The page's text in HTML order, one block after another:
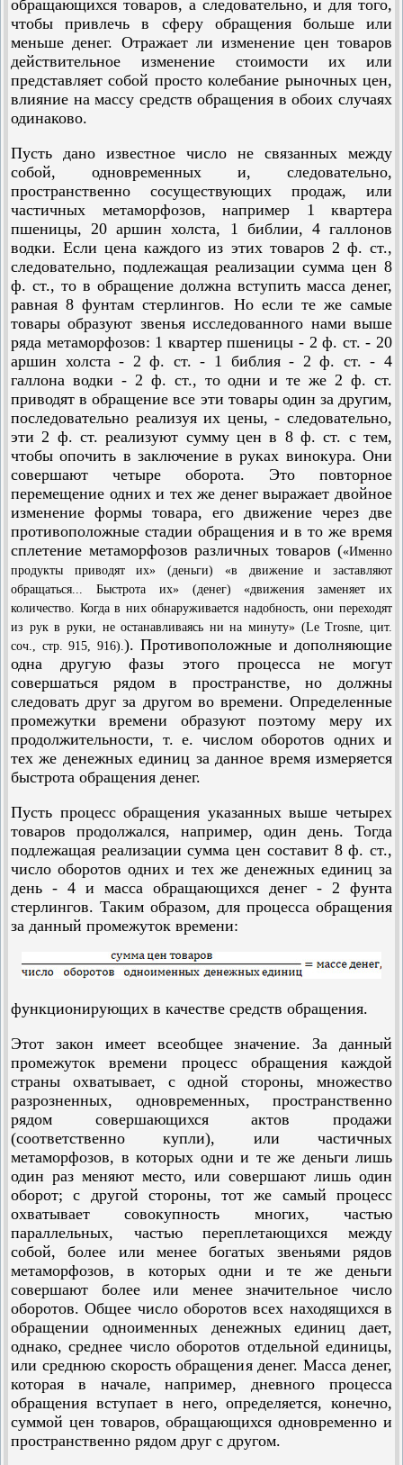
обращающихся товаров, а следовательно, и для того,
чтобы привлечь в сферу обращения больше или
меньше денег. Отражает ли изменение цен товаров
действительное изменение стоимости их или
представляет собой просто колебание рыночных цен,
влияние на массу средств обращения в обоих случаях
одинаково.
Пусть дано известное число не связанных между
собой, одновременных и, следовательно,
пространственно сосуществующих продаж, или
частичных метаморфозов, например 1 квартера
пшеницы, 20 аршин холста, 1 библии, 4 галлонов
водки. Если цена каждого из этих товаров 2 ф. ст.,
следовательно, подлежащая реализации сумма цен 8
ф. ст., то в обращение должна вступить масса денег,
равная 8 фунтам стерлингов. Но если те же самые
товары образуют звенья исследованного нами выше
ряда метаморфозов: 1 квартер пшеницы - 2 ф. ст. - 20
аршин холста - 2 ф. ст. - 1 библия - 2 ф. ст. - 4
галлона водки - 2 ф. ст., то одни и те же 2 ф. ст.
приводят в обращение все эти товары один за другим,
последовательно реализуя их цены, - следовательно,
эти 2 ф. ст. реализуют сумму цен в 8 ф. ст. с тем,
чтобы опочить в заключение в руках винокура. Они
совершают четыре оборота. Это повторное
перемещение одних и тех же денег выражает двойное
изменение формы товара, его движение через две
противоположные стадии обращения и в то же время
сплетение метаморфозов различных товаров («Именно
продукты приводят их» (деньги) «в движение и заставляют
обращаться... Быстрота их» (денег) «движения заменяет их
количество. Когда в них обнаруживается надобность, они переходят
из рук в руки, не останавливаясь ни на минуту» (Le Trosne, цит.
соч., стр. 915, 916). ). Противоположные и дополняющие
одна другую фазы этого процесса не могут
совершаться рядом в пространстве, но должны
следовать друг за другом во времени. Определенные
промежутки времени образуют поэтому меру их
продолжительности, т. е. числом оборотов одних и
тех же денежных единиц за данное время измеряется
быстрота обращения денег.
Пусть процесс обращения указанных выше четырех
товаров продолжался, например, один день. Тогда
подлежащая реализации сумма цен составит 8 ф. ст.,
число оборотов одних и тех же денежных единиц за
день - 4 и масса обращающихся денег - 2 фунта
стерлингов. Таким образом, для процесса обращения
за данный промежуток времени:
функционирующих в качестве средств обращения.
Этот закон имеет всеобщее значение. За данный
промежуток времени процесс обращения каждой
страны охватывает, с одной стороны, множество
разрозненных, одновременных, пространственно
рядом совершающихся актов продажи
(соответственно купли), или частичных
метаморфозов, в которых одни и те же деньги лишь
один раз меняют место, или совершают лишь один
оборот; с другой стороны, тот же самый процесс
охватывает совокупность многих, частью
параллельных, частью переплетающихся между
собой, более или менее богатых звеньями рядов
метаморфозов, в которых одни и те же деньги
совершают более или менее значительное число
оборотов. Общее число оборотов всех находящихся в
обращении одноименных денежных единиц дает,
однако, среднее число оборотов отдельной единицы,
или среднюю скорость обращения денег. Масса денег,
которая в начале, например, дневного процесса
обращения вступает в него, определяется, конечно,
суммой цен товаров, обращающихся одновременно и
пространственно рядом друг с другом.